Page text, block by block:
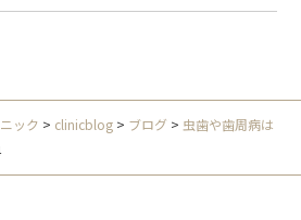
ック > clinicblog > ブログ > 虫歯や歯周病は